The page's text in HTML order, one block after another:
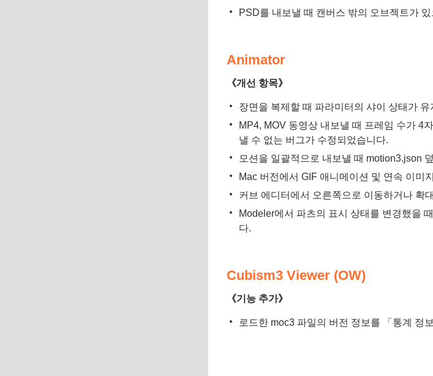
PSD를 내보낼 때 캔버스 밖의 오브젝트가
Animator
《개선 항목》
장면을 복제할 때 파라미터의 샤이 상태가
MP4, MOV 동영상 내보낼 때 프레임 수가 4
낼 수 없는 버그가 수정되었습니다.
모션을 일괄적으로 내보낼 때 motion3.json
Mac 버전에서 GIF 애니메이션 및 연속 이미
커브 에디터에서 오른쪽으로 이동하거나 확
Modeler에서 파츠의 표시 상태를 변경했을
다.
Cubism3 Viewer (OW)
《기능 추가》
로드한 moc3 파일의 버전 정보를 「통계 정